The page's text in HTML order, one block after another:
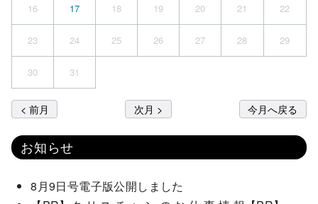
16 17 18 19 20 21 22
23 24 25 26 27 28 29
30 31
< 前月 次月 > 今月へ戻る
お知らせ
8月9日号電子版公開しました